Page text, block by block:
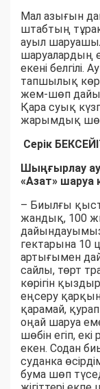
Мал азығын
штабтың
ауыл
шаруалардың
екені
тапшылық
жем-шөп
Қара суық
жарымдық шөп
Серік
Шыңғырлау
«Азат»
– Биылғы
жандық, 100
гектарына 10
артығымен
сайлы, төрт
көрігін
еңсеру
қарамай,
оңай шаруа
шөбін егіп,
екен. Содан
суданка
бума шөп